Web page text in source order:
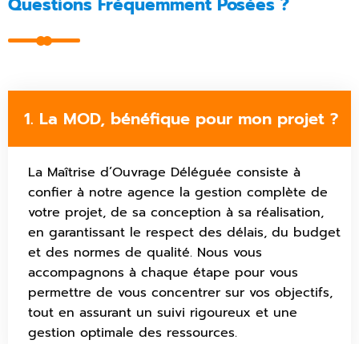
1. La MOD, bénéfique pour mon projet ?
La Maîtrise d’Ouvrage Déléguée consiste à
confier à notre agence la gestion complète de
votre projet, de sa conception à sa réalisation,
en garantissant le respect des délais, du budget
et des normes de qualité. Nous vous
accompagnons à chaque étape pour vous
permettre de vous concentrer sur vos objectifs,
tout en assurant un suivi rigoureux et une
gestion optimale des ressources.